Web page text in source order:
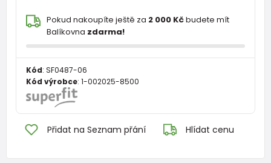
Pokud nakoupíte ještě za 2 000 Kčbudete mít
Balíkovna zdarma!
Kód: SF0487-06
Kód výrobce: 1-002025-8500
Přidat na Seznam přání Hlídat cenu